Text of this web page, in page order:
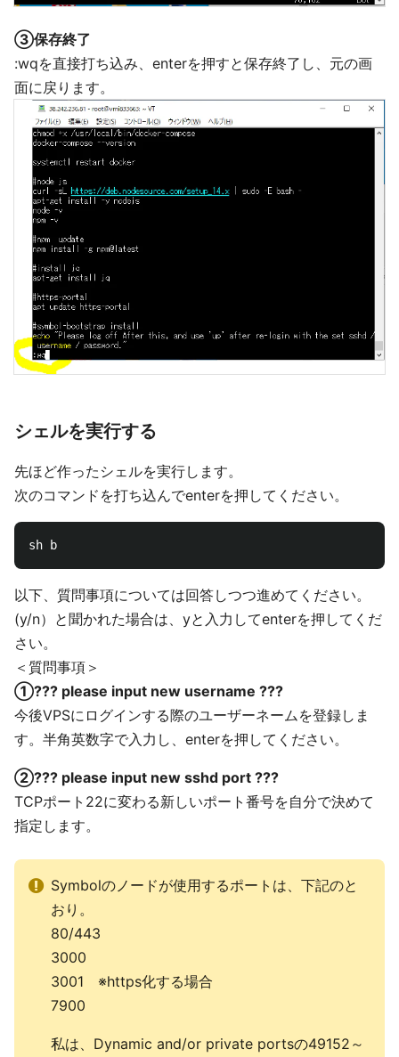
③保存終了
:wqを直接打ち込み、enterを押すと保存終了し、元の画
面に戻ります。
シェルを実行する
先ほど作ったシェルを実行します。
次のコマンドを打ち込んでenterを押してください。
以下、質問事項については回答しつつ進めてください。
(y/n）と聞かれた場合は、yと入力してenterを押してくだ
さい。
＜質問事項＞
①??? please input new username ???
今後VPSにログインする際のユーザーネームを登録しま
す。半角英数字で入力し、enterを押してください。
②??? please input new sshd port ???
TCPポート22に変わる新しいポート番号を自分で決めて
指定します。
Symbolのノードが使用するポートは、下記のと
おり。
80/443
3000
3001 ※https化する場合
7900
私は、Dynamic and/or private portsの49152～